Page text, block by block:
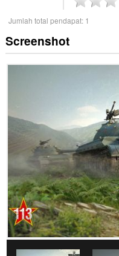
Jumlah total pendapat: 1
Screenshot